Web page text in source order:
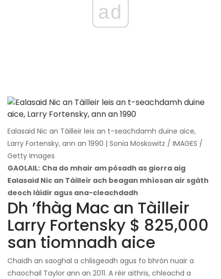
ad
Ealasaid Nic an Tàilleir leis an t-seachdamh duine aice,
Larry Fortensky, ann an 1990 | Sonia Moskowitz / IMAGES /
Getty Images
GAOLAIL: Cha do mhair am pòsadh as giorra aig
Ealasaid Nic an Tàilleir ach beagan mhìosan air sgàth
deoch làidir agus ana-cleachdadh
Dh ’fhàg Mac an Tàilleir
Larry Fortensky $ 825,000
san tiomnadh aice
Chaidh an saoghal a chlisgeadh agus fo bhròn nuair a
chaochail Taylor ann an 2011. A rèir aithris, chleachd a